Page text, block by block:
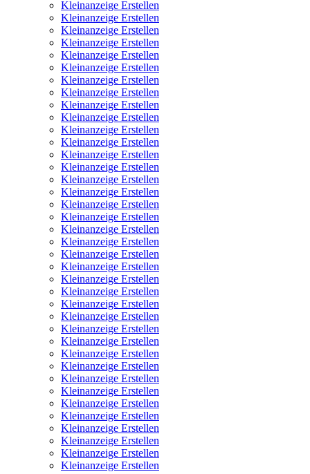
Kleinanzeige Erstellen
Kleinanzeige Erstellen
Kleinanzeige Erstellen
Kleinanzeige Erstellen
Kleinanzeige Erstellen
Kleinanzeige Erstellen
Kleinanzeige Erstellen
Kleinanzeige Erstellen
Kleinanzeige Erstellen
Kleinanzeige Erstellen
Kleinanzeige Erstellen
Kleinanzeige Erstellen
Kleinanzeige Erstellen
Kleinanzeige Erstellen
Kleinanzeige Erstellen
Kleinanzeige Erstellen
Kleinanzeige Erstellen
Kleinanzeige Erstellen
Kleinanzeige Erstellen
Kleinanzeige Erstellen
Kleinanzeige Erstellen
Kleinanzeige Erstellen
Kleinanzeige Erstellen
Kleinanzeige Erstellen
Kleinanzeige Erstellen
Kleinanzeige Erstellen
Kleinanzeige Erstellen
Kleinanzeige Erstellen
Kleinanzeige Erstellen
Kleinanzeige Erstellen
Kleinanzeige Erstellen
Kleinanzeige Erstellen
Kleinanzeige Erstellen
Kleinanzeige Erstellen
Kleinanzeige Erstellen
Kleinanzeige Erstellen
Kleinanzeige Erstellen
Kleinanzeige Erstellen